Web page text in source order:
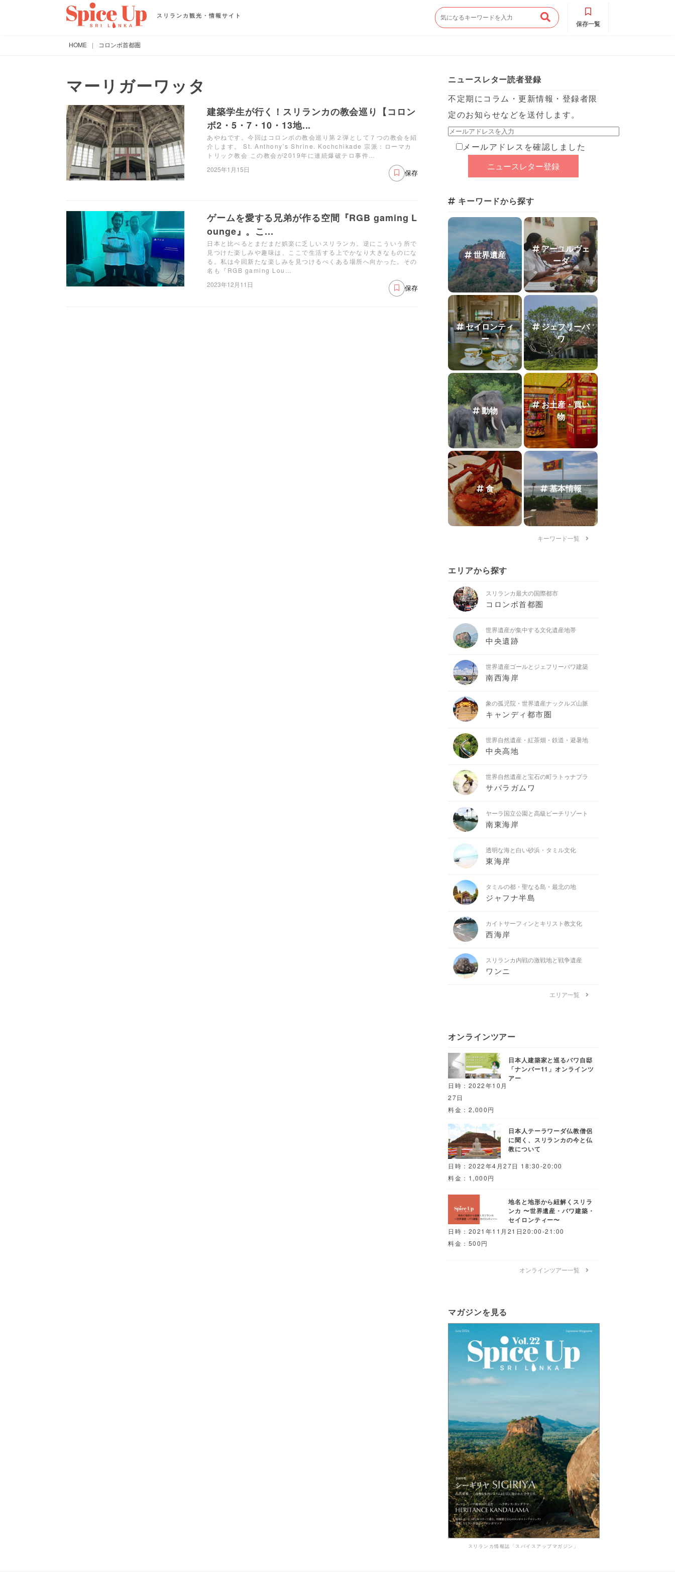
スリランカ観光・情報サイト
保存一覧
HOME | コロンボ首都圏
マーリガーワッタ
建築学生が行く！スリランカの教会巡り【コロン
ボ2・5・7・10・13地...
あやねです。今回はコロンボの教会巡り第２弾として７つの教会を紹
介します。 St. Anthony’s Shrine. Kochchikade 宗派：ローマカ
トリック教会 この教会が2019年に連続爆破テロ事件…
2025年1月15日
保存
ゲームを愛する兄弟が作る空間『RGB gaming L
ounge』。こ...
日本と比べるとまだまだ娯楽に乏しいスリランカ。逆にこういう所で
見つけた楽しみや趣味は、ここで生活する上でかなり大きなものにな
る。私は今回新たな楽しみを見つけるべくある場所へ向かった。その
名も『RGB gaming Lou…
2023年12月11日
保存
ニュースレター読者登録
不定期にコラム・更新情報・登録者限
定のお知らせなどを送付します。
メールアドレスを確認しました
キーワードから探す
世界遺産
アーユルヴェ
ーダ
セイロンティ
ー
ジェフリーバ
ワ
動物
お土産・買い
物
食 基本情報
キーワード一覧
エリアから探す
スリランカ最大の国際都市
コロンボ首都圏
世界遺産が集中する文化遺産地帯
中央遺跡
世界遺産ゴールとジェフリーバワ建築
南西海岸
象の孤児院・世界遺産ナックルズ山脈
キャンディ都市圏
世界自然遺産・紅茶畑・鉄道・避暑地
中央高地
世界自然遺産と宝石の町ラトゥナプラ
サバラガムワ
ヤーラ国立公園と高級ビーチリゾート
南東海岸
透明な海と白い砂浜・タミル文化
東海岸
タミルの都・聖なる島・最北の地
ジャフナ半島
カイトサーフィンとキリスト教文化
西海岸
スリランカ内戦の激戦地と戦争遺産
ワンニ
エリア一覧
オンラインツアー
日本人建築家と巡るバワ自邸
「ナンバー11」オンラインツ
アー
日時：2022年10月
27日
料金：2,000円
日本人テーラワーダ仏教僧侶
に聞く、スリランカの今と仏
教について
日時：2022年4月27日 18:30-20:00
料金：1,000円
地名と地形から紐解くスリラ
ンカ 〜世界遺産・バワ建築・
セイロンティー〜
日時：2021年11月21日20:00-21:00
料金：500円
オンラインツアー一覧
マガジンを見る
スリランカ情報誌「スパイスアップマガジン」